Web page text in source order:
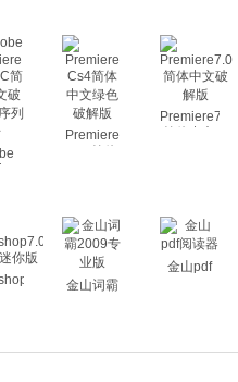
文件，进行编辑后可以直接输
。支持格式包括BDMV、HDV、
高清视频进行编码并保留高画
出分辨率。
来编辑和预览高清视频，从而
300%，但最终输出仍保留原高
化。
，并提供WMV、H.264、FLV
供81种预设效果。
列
Premiere
Premiere7.0
金山词霸
金山pdf